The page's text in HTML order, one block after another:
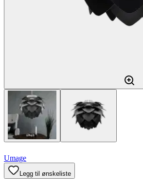
Umage
Legg til ønskeliste